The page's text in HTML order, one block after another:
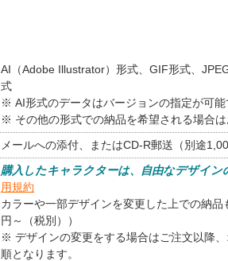
AI（Adobe Illustrator）形式、GIF形式、
式
※ AI形式のデータはバージョンの指定が可能
※ その他の形式での納品を希望される場合
メールへの添付、またはCD-R郵送（別途
購入したキャラクターは、自由なデザイン
用規約
カラーや一部デザインを変更した上での納
円～（税別））
※ デザインの変更をする場合はご注文以降
順となります。